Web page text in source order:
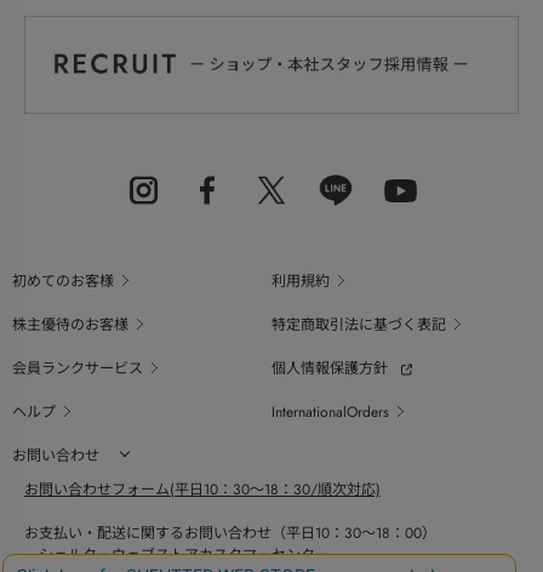
初めてのお客様
利用規約
株主優待のお客様
特定商取引法に基づく表記
会員ランクサービス
個人情報保護方針
ヘルプ
InternationalOrders
お問い合わせ
お問い合わせフォーム(平日10：30～18：30/順次対応)
お支払い・配送に関するお問い合わせ（平日10：30～18：00）
シェルターウェブストアカスタマーセンター